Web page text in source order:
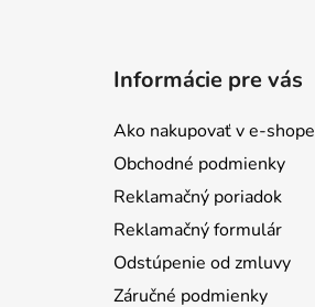
Informácie pre vás
Ako nakupovať v e-shope
Obchodné podmienky
Reklamačný poriadok
Reklamačný formulár
Odstúpenie od zmluvy
Záručné podmienky